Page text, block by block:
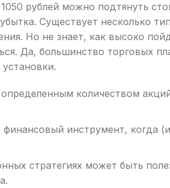
рублей можно подтянуть
Существует несколько
Но не знает, как высоко
Да, большинство торговых
количеством
инструмент, когда
стратегиях может быть